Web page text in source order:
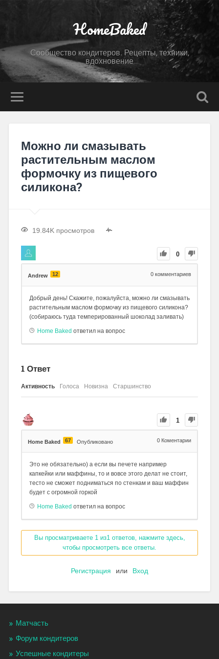
HomeBaked
Сообщество кондитеров. Рецепты, техники,
вдохновение
Можно ли смазывать
растительным маслом
формочку из пищевого
силикона?
19.84K просмотров
0
Andrew 12 0 комментариев
Добрый день! Скажите, пожалуйста, можно ли смазывать
растительным маслом формочку из пищевого силикона?
(собираюсь туда темперированный шоколад заливать)
Home Baked ответил на вопрос
1 Ответ
Активность Голоса Новизна Старшинство
1
Home Baked 67 Опубликовано 0 Коментарии
Это не обязательно) а если вы печете например
капкейки или маффины, то и вовсе этого делат не стоит,
тесто не сможет подниматься по стенкам и ваш маффин
будет с огромной горкой
Home Baked ответил на вопрос
Вы просматриваете 1 из1 ответов, нажмите здесь,
чтобы просмотреть все ответы.
Регистрация или Вход
Матчасть
Форум кондитеров
Успешные кондитеры